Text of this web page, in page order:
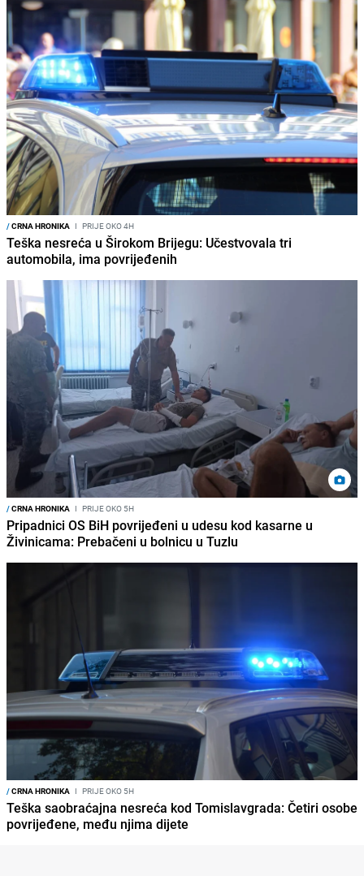
/CRNA HRONIKA I PRIJE OKO 4H
Teška nesreća u Širokom Brijegu: Učestvovala tri
automobila, ima povrijeđenih
/CRNA HRONIKA I PRIJE OKO 5H
Pripadnici OS BiH povrijeđeni u udesu kod kasarne u
Živinicama: Prebačeni u bolnicu u Tuzlu
/CRNA HRONIKA I PRIJE OKO 5H
Teška saobraćajna nesreća kod Tomislavgrada: Četiri osobe
povrijeđene, među njima dijete